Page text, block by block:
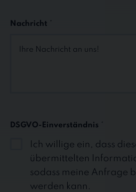
E
Nachricht
DSGVO-Einverständnis
Ich willige ein, dass
übermittelten
sodass meine Anfrage
werden kann.